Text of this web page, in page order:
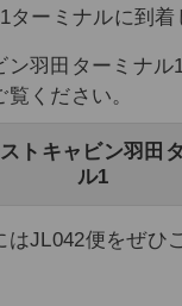
ーミナルに到着
ン羽田ターミナル
ください。
トキャビン羽田
ル1
JL042便をぜひ